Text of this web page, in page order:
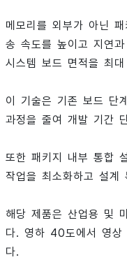
메모리를 외부가 아닌
송 속도를 높이고 지연
시스템 보드 면적을 최
이 기술은 기존 보드 단
과정을 줄여 개발 기간
또한 패키지 내부 통합
작업을 최소화하고 설계
해당 제품은 산업용 및
다. 영하 40도에서 영상
다.